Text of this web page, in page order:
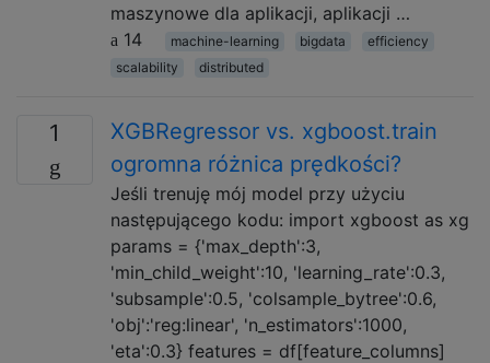
maszynowe dla aplikacji, aplikacji …
14
machine-learning bigdata
efficiency
scalability
distributed
1
XGBRegressor vs. xgboost.train
ogromna różnica prędkości?
Jeśli trenuję mój model przy użyciu
następującego kodu: import xgboost as xg
params = {'max_depth':3,
'min_child_weight':10, 'learning_rate':0.3,
'subsample':0.5, 'colsample_bytree':0.6,
'obj':'reg:linear', 'n_estimators':1000,
'eta':0.3} features = df[feature_columns]